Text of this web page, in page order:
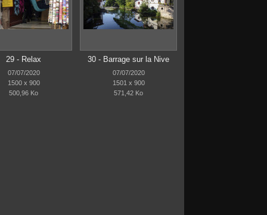
29 - Relax
07/07/2020
1500 x 900
500,96 Ko
30 - Barrage sur la Nive
07/07/2020
1501 x 900
571,42 Ko